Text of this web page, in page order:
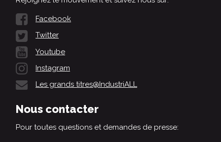
Facebook
Twitter
Youtube
Instagram
Les grands titres@IndustriALL
Nous contacter
Pour toutes questions et demandes de presse: